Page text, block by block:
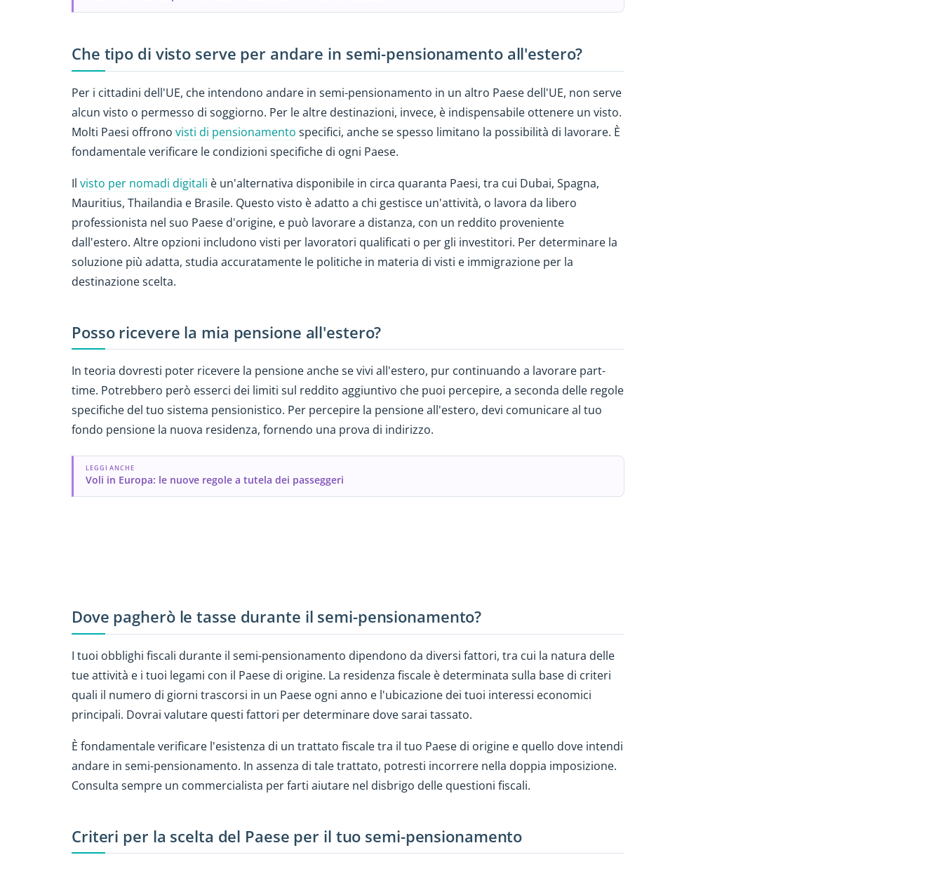
Che tipo di visto serve per andare in semi-pensionamento all'estero?
Per i cittadini dell'UE, che intendono andare in semi-pensionamento in un altro Paese dell'UE, non serve
alcun visto o permesso di soggiorno. Per le altre destinazioni, invece, è indispensabile ottenere un visto.
Molti Paesi offrono visti di pensionamento specifici, anche se spesso limitano la possibilità di lavorare. È
fondamentale verificare le condizioni specifiche di ogni Paese.
Il visto per nomadi digitali è un'alternativa disponibile in circa quaranta Paesi, tra cui Dubai, Spagna,
Mauritius, Thailandia e Brasile. Questo visto è adatto a chi gestisce un'attività, o lavora da libero
professionista nel suo Paese d'origine, e può lavorare a distanza, con un reddito proveniente
dall'estero. Altre opzioni includono visti per lavoratori qualificati o per gli investitori. Per determinare la
soluzione più adatta, studia accuratamente le politiche in materia di visti e immigrazione per la
destinazione scelta.
Posso ricevere la mia pensione all'estero?
In teoria dovresti poter ricevere la pensione anche se vivi all'estero, pur continuando a lavorare part-
time. Potrebbero però esserci dei limiti sul reddito aggiuntivo che puoi percepire, a seconda delle regole
specifiche del tuo sistema pensionistico. Per percepire la pensione all'estero, devi comunicare al tuo
fondo pensione la nuova residenza, fornendo una prova di indirizzo.
LEGGI ANCHE
Voli in Europa: le nuove regole a tutela dei passeggeri
Dove pagherò le tasse durante il semi-pensionamento?
I tuoi obblighi fiscali durante il semi-pensionamento dipendono da diversi fattori, tra cui la natura delle
tue attività e i tuoi legami con il Paese di origine. La residenza fiscale è determinata sulla base di criteri
quali il numero di giorni trascorsi in un Paese ogni anno e l'ubicazione dei tuoi interessi economici
principali. Dovrai valutare questi fattori per determinare dove sarai tassato.
È fondamentale verificare l'esistenza di un trattato fiscale tra il tuo Paese di origine e quello dove intendi
andare in semi-pensionamento. In assenza di tale trattato, potresti incorrere nella doppia imposizione.
Consulta sempre un commercialista per farti aiutare nel disbrigo delle questioni fiscali.
Criteri per la scelta del Paese per il tuo semi-pensionamento